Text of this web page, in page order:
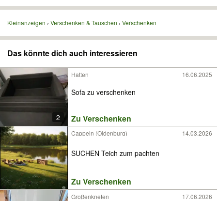
Kleinanzeigen Verschenken & Tauschen Verschenken
Das könnte dich auch interessieren
2
Hatten 16.06.2025
Sofa zu verschenken
Zu Verschenken
Cappeln (Oldenburg) 14.03.2026
SUCHEN Teich zum pachten
Zu Verschenken
Großenkneten 17.06.2026